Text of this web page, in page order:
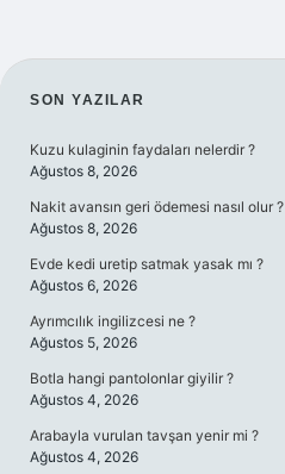
SIDEBAR
SON YAZILAR
Kuzu kulaginin faydaları nelerdir ?
Ağustos 8, 2026
Nakit avansın geri ödemesi nasıl olur ?
Ağustos 8, 2026
Evde kedi uretip satmak yasak mı ?
Ağustos 6, 2026
Ayrımcılık ingilizcesi ne ?
Ağustos 5, 2026
Botla hangi pantolonlar giyilir ?
Ağustos 4, 2026
Arabayla vurulan tavşan yenir mi ?
Ağustos 4, 2026